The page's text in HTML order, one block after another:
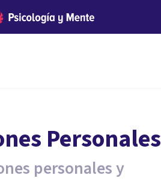
Personales
personales y